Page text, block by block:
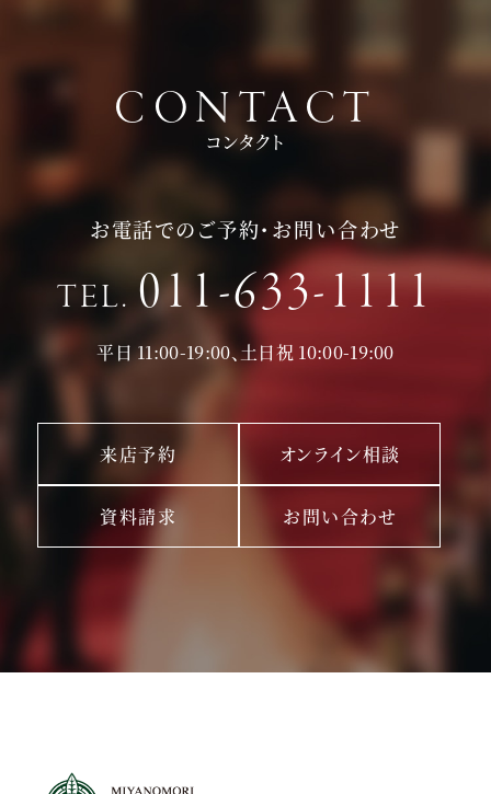
CONTACT
コンタクト
お電話でのご予約・お問い合わせ
TEL. 011-633-1111
平日 11:00-19:00、土日祝 10:00-19:00
来店予約 オンライン相談
資料請求 お問い合わせ